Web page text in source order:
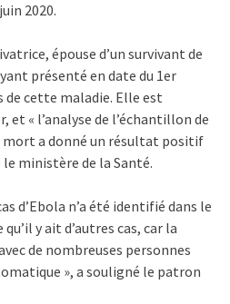
2020.
épouse d’un survivant de
présenté en date du 1er
de cette maladie. Elle est
et « l’analyse de l’échantillon de
mort a donné un résultat positif
le ministère de la Santé.
d’Ebola n’a été identifié dans le
y ait d’autres cas, car la
de nombreuses personnes
», a souligné le patron